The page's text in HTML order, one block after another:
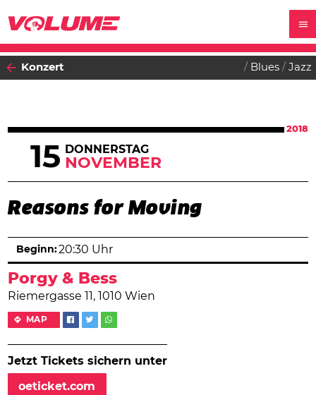
Konzert Blues Jazz
2018
15 DONNERSTAG
NOVEMBER
Reasons for Moving
Porgy & Bess
Riemergasse 11, 1010 Wien
MAP
Jetzt Tickets sichern unter
oeticket.com
Beginn:20:30 Uhr